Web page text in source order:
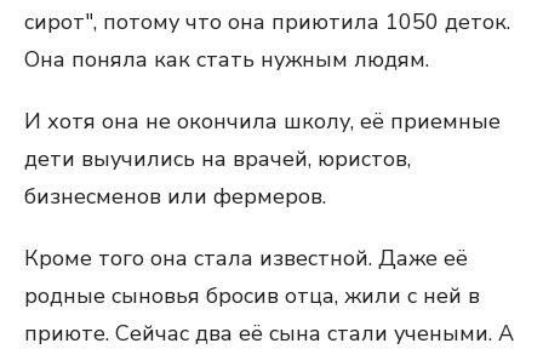
сирот", потому что она приютила 1050 деток.
Она поняла как стать нужным людям.
И хотя она не окончила школу, её приемные
дети выучились на врачей, юристов,
бизнесменов или фермеров.
Кроме того она стала известной. Даже её
родные сыновья бросив отца, жили с ней в
приюте. Сейчас два её сына стали учеными. А